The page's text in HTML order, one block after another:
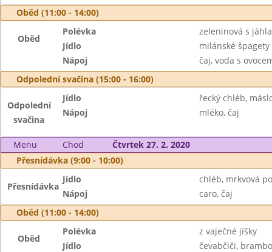
Oběd (11:00 - 14:00)
Oběd
Polévka
zeleninová s
Jídlo
milánské špagety
Nápoj
čaj, voda s
Odpolední svačina (15:00 - 16:00)
Odpolední
svačina
Jídlo
řecký chléb,
Nápoj
mléko, čaj
Menu Chod
Čtvrtek 27. 2. 2020
Přesnídávka (9:00 - 10:00)
Přesnídávka
Jídlo
chléb, mrkvová
Nápoj
caro, čaj
Oběd (11:00 - 14:00)
Oběd
Polévka
z vaječné jíšky
Jídlo
čevabčiči,